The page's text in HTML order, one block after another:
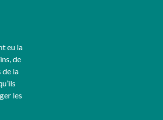
eu la
de
de la
les